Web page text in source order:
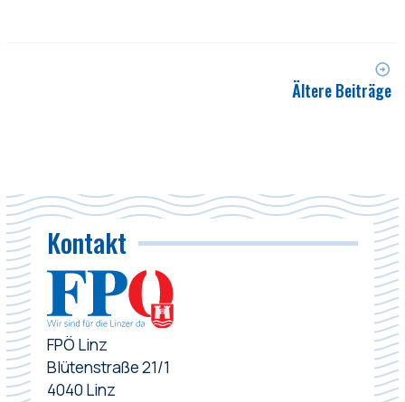
Ältere Beiträge
Kontakt
FPÖ Linz
Blütenstraße 21/1
4040 Linz